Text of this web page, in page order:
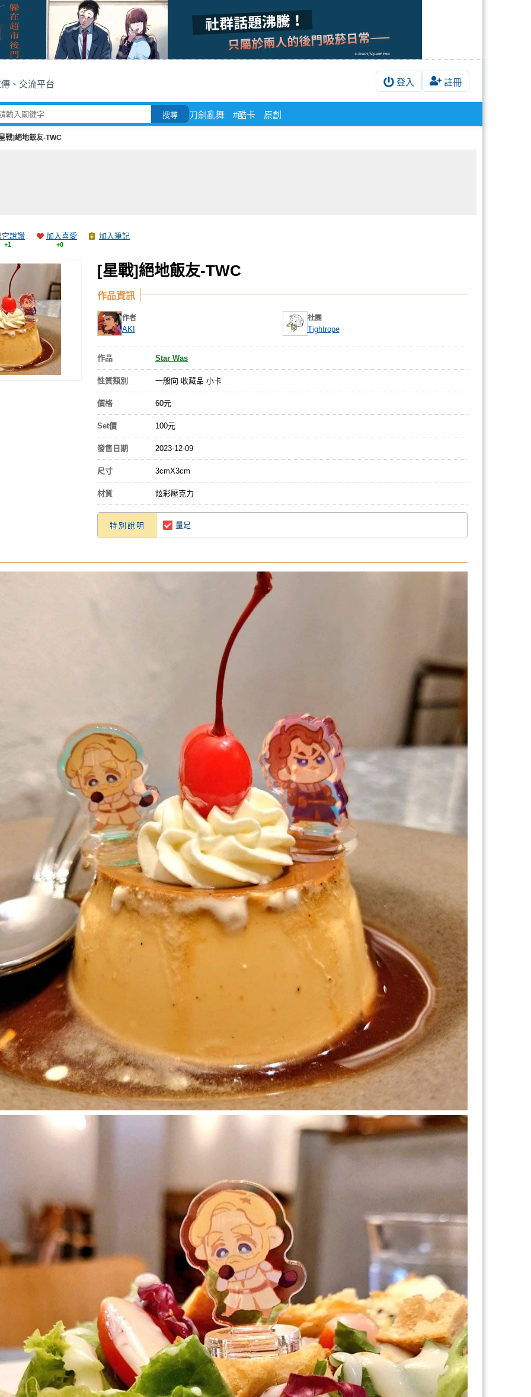
、交流平台 登入 註冊
搜尋 刀劍亂舞 #酷卡 原創
戰]絕地飯友-TWC
它說讚
+1
加入喜愛
+0
加入筆記
[星戰]絕地飯友-TWC
作品資訊
作者
AKI
社團
Tightrope
作品 Star Was
性質類別 一般向 收藏品 小卡
價格 60元
Set價 100元
發售日期 2023-12-09
尺寸 3cmX3cm
材質 炫彩壓克力
特別說明 量足